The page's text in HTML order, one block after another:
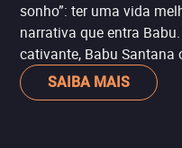
sonho”: ter uma vida
narrativa que entra
cativante, Babu Santana
SAIBA MAIS